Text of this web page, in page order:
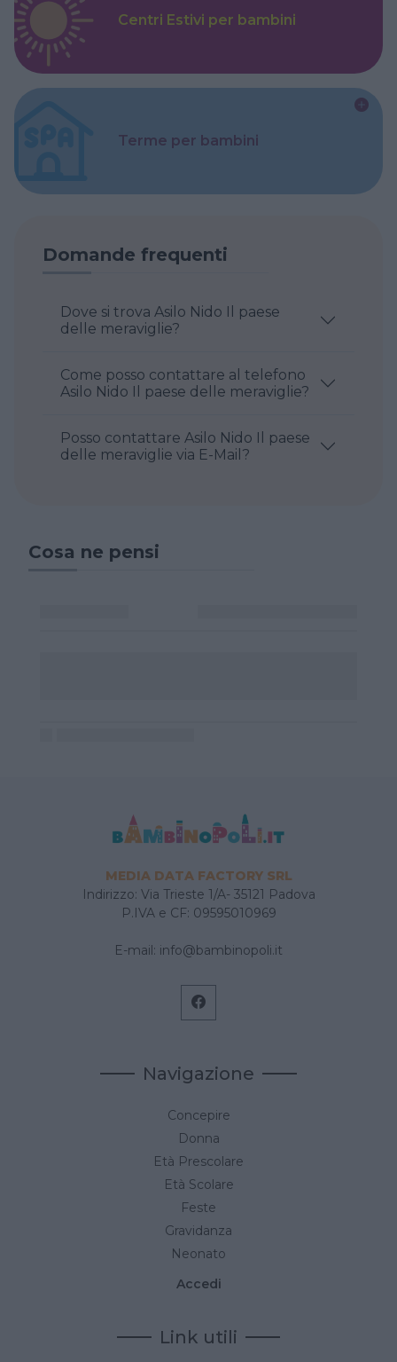
Centri Estivi per bambini
Terme per bambini
Domande frequenti
Dove si trova Asilo Nido Il paese
delle meraviglie?
Come posso contattare al telefono
Asilo Nido Il paese delle meraviglie?
Posso contattare Asilo Nido Il paese
delle meraviglie via E-Mail?
Cosa ne pensi
MEDIA DATA FACTORY SRL
Indirizzo: Via Trieste 1/A- 35121 Padova
P.IVA e CF: 09595010969
E-mail: info@bambinopoli.it
Navigazione
Concepire
Donna
Età Prescolare
Età Scolare
Feste
Gravidanza
Neonato
Accedi
Link utili